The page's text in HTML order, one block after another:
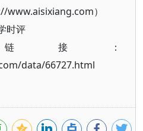
www.aisixiang.com）
时评
接：
data/66727.html